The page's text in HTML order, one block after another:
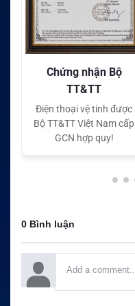
Chứng nhận Bộ
TT&TT
Điện thoại vệ tinh được
Bộ TT&TT Việt Nam cấp
GCN hợp quy!
0 Bình luận